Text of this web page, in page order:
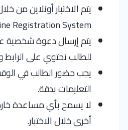
Registration System).
يتم إرسال دعوة شخصية
للطالب تحتوي على
يجب حضور الطالب في
التعليمات بدقة.
لا يسمح بأي مساعدة
أخرى خلال الاختبار.